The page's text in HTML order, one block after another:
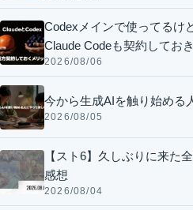
Codexメインで使ってるけ
Claude Codeも契約してお
2026/08/06
今から生成AIを触り始める
2026/08/05
【スト6】久しぶりに来た
感想
2026/08/04